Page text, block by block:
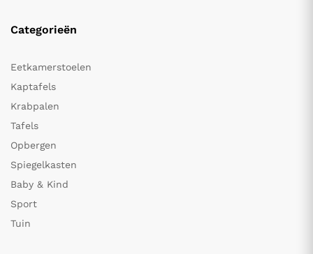
Categorieën
Eetkamerstoelen
Kaptafels
Krabpalen
Tafels
Opbergen
Spiegelkasten
Baby & Kind
Sport
Tuin